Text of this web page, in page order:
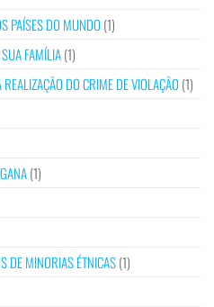
PAÍSES DO MUNDO (1)
FAMÍLIA(1)
DO CRIME DE VIOLAÇÃO (1)
(1)
DE MINORIAS ÉTNICAS(1)